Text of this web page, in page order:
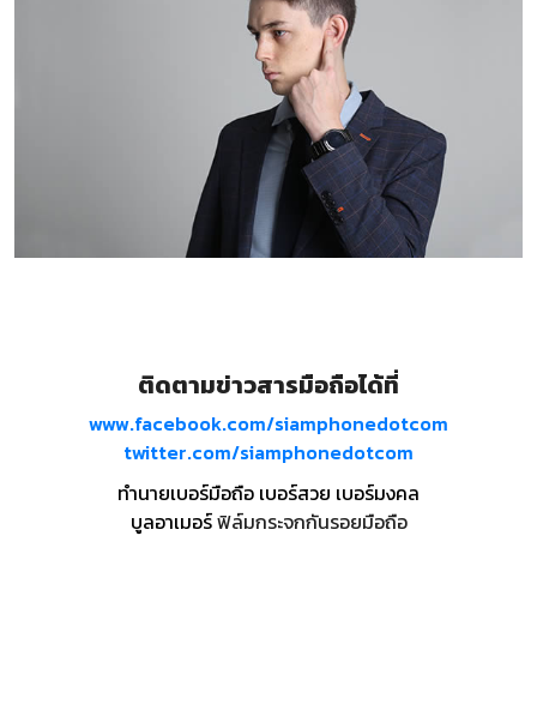
ติดตามข่าวสารมือถือได้ที่
www.facebook.com/siamphonedotcom
twitter.com/siamphonedotcom
ทำนายเบอร์มือถือ เบอร์สวย เบอร์มงคล
บูลอาเมอร์ฟิล์มกระจกกันรอยมือถือ